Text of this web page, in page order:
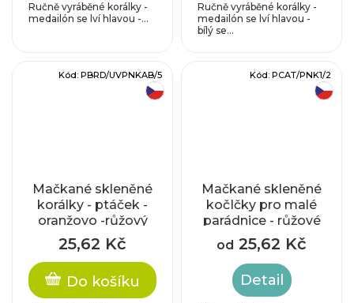
Ručně vyráběné korálky -
medailón se lví hlavou -...
Ručně vyráběné korálky -
medailón se lví hlavou -
bílý se...
Mačkané skleněné
korálky - ptáček -
oranžovo -růžový
(UV barvy)
25,62 Kč
Do košíku
Kód: PBRD/UVPNKAB/5
Mačkané skleněné
kočIčky pro malé
parádnice - růžové
se zlatým zatíráním
od 25,62 Kč
Detail
Kód: PCAT/PNK1/2